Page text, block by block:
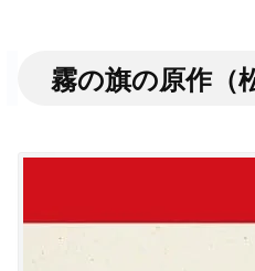
霧の旗の原作（